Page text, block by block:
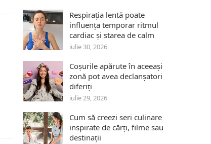
Respirația lentă poate
influența temporar ritmul
cardiac și starea de calm
iulie 30, 2026
Coșurile apărute în aceeași
zonă pot avea declanșatori
diferiți
iulie 29, 2026
Cum să creezi seri culinare
inspirate de cărți, filme sau
destinații